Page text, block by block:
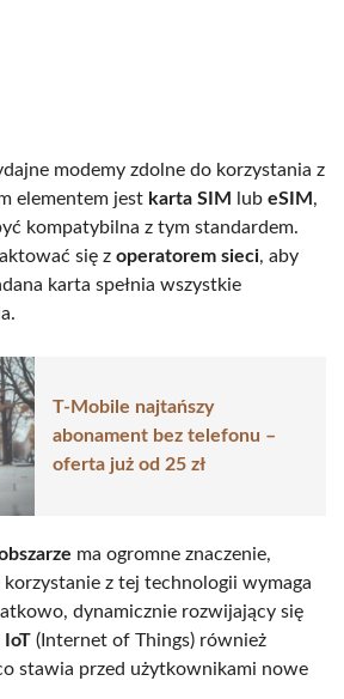
modemy zdolne do korzystania z
elementem jest karta SIM lub eSIM ,
kompatybilna z tym standardem.
się z operatorem sieci, aby
karta spełnia wszystkie
T-Mobile najtańszy
abonament bez telefonu –
oferta już od 25 zł
ma ogromne znaczenie,
z tej technologii wymaga
dynamicznie rozwijający się
IoT (Internet of Things) również
stawia przed użytkownikami nowe